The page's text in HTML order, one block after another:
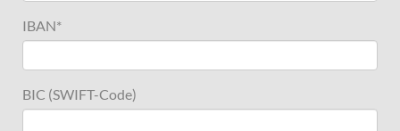
IBAN*
BIC (SWIFT-Code)